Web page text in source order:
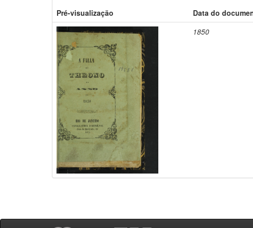
Pré-visualização Data do
1850